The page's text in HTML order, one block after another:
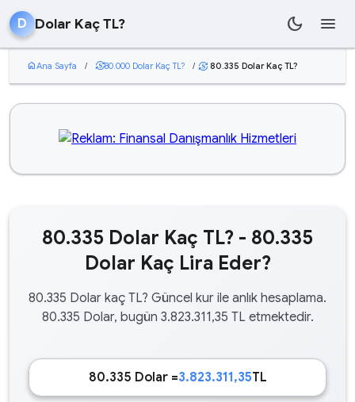
D Dolar Kaç TL? dark_mode menu
homeAna Sayfa / currency_exchange80.000 Dolar Kaç TL? / currency_exchange 80.335 Dolar Kaç TL?
80.335 Dolar Kaç TL? - 80.335
Dolar Kaç Lira Eder?
80.335 Dolar kaç TL? Güncel kur ile anlık hesaplama.
80.335 Dolar, bugün 3.823.311,35 TL etmektedir.
80.335 Dolar =3.823.311,35TL